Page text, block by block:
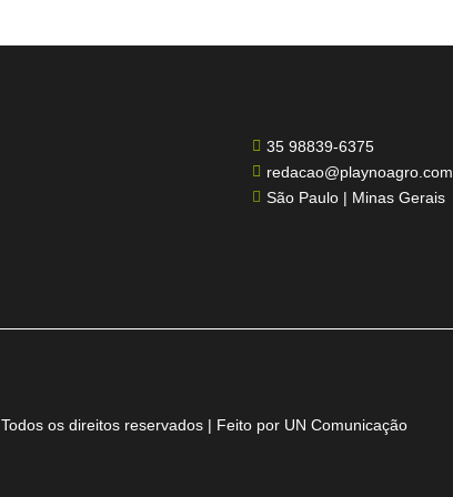
 35 98839-6375

 São Paulo | Minas Gerais
Todos os direitos reservados | Feito por UN Comunicação